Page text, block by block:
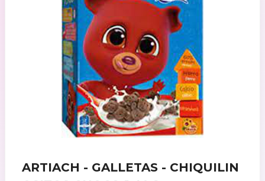
ARTIACH - GALLETAS - CHIQUILIN